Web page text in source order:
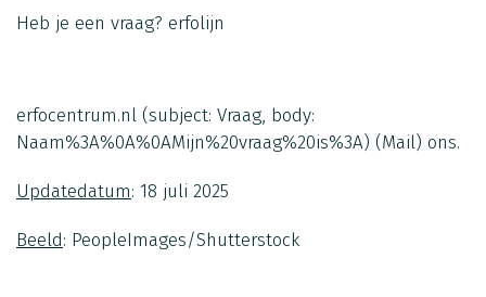
Heb je een vraag? erfolijn
erfocentrum.nl (subject: Vraag, body:
Naam%3A%0A%0AMijn%20vraag%20is%3A) (Mail) ons.
Updatedatum: 18 juli 2025
Beeld: PeopleImages/Shutterstock